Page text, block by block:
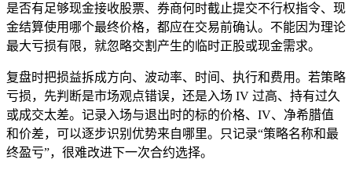
是否有足够现金接收股票、券商何时截止提交不行权指令、现
金结算使用哪个最终价格，都应在交易前确认。不能因为理论
最大亏损有限，就忽略交割产生的临时正股或现金需求。
复盘时把损益拆成方向、波动率、时间、执行和费用。若策略
亏损，先判断是市场观点错误，还是入场 IV 过高、持有过久
或成交太差。记录入场与退出时的标的价格、IV、净希腊值
和价差，可以逐步识别优势来自哪里。只记录“策略名称和最
终盈亏”，很难改进下一次合约选择。